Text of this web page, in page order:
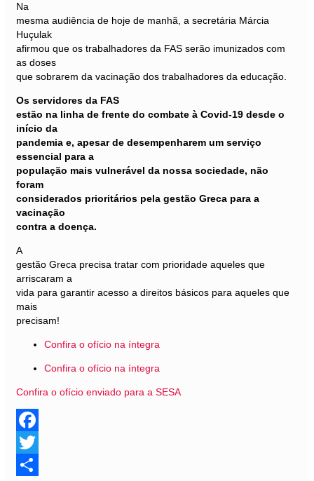
Na
mesma audiência de hoje de manhã, a secretária Márcia
Huçulak
afirmou que os trabalhadores da FAS serão imunizados com
as doses
que sobrarem da vacinação dos trabalhadores da educação.
Os servidores da FAS
estão na linha de frente do combate à Covid-19 desde o
início da
pandemia e, apesar de desempenharem um serviço
essencial para a
população mais vulnerável da nossa sociedade, não
foram
considerados prioritários pela gestão Greca para a
vacinação
contra a doença.
A
gestão Greca precisa tratar com prioridade aqueles que
arriscaram a
vida para garantir acesso a direitos básicos para aqueles que
mais
precisam!
Confira o ofício na íntegra
Confira o ofício na íntegra
Confira o ofício enviado para a SESA
Facebook
Twitter